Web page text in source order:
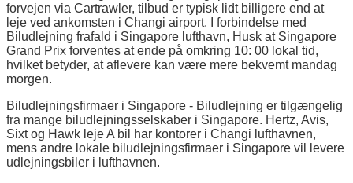
forvejen via Cartrawler, tilbud er typisk lidt billigere end at
leje ved ankomsten i Changi airport. I forbindelse med
Biludlejning frafald i Singapore lufthavn, Husk at Singapore
Grand Prix forventes at ende på omkring 10: 00 lokal tid,
hvilket betyder, at aflevere kan være mere bekvemt mandag
morgen.
Biludlejningsfirmaer i Singapore - Biludlejning er tilgængelig
fra mange biludlejningsselskaber i Singapore. Hertz, Avis,
Sixt og Hawk leje A bil har kontorer i Changi lufthavnen,
mens andre lokale biludlejningsfirmaer i Singapore vil levere
udlejningsbiler i lufthavnen.